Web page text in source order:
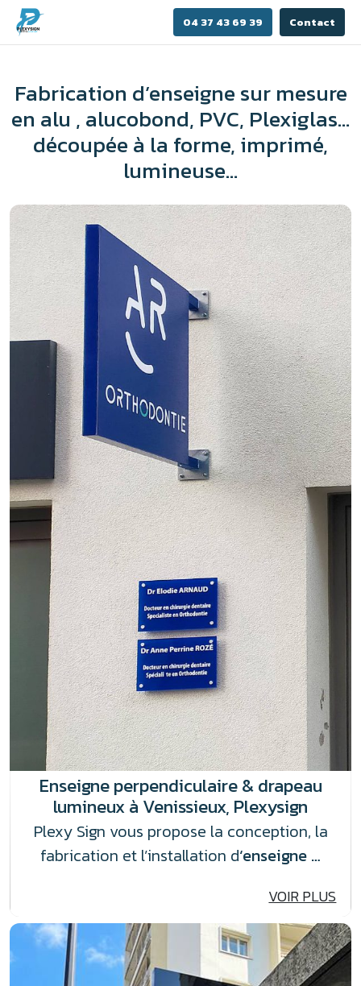
04 37 43 69 39 Contact
Fabrication d’enseigne sur mesure
en alu , alucobond, PVC, Plexiglas…
découpée à la forme, imprimé,
lumineuse…
Enseigne perpendiculaire & drapeau
lumineux à Venissieux, Plexysign
Plexy Sign vous propose la conception, la
fabrication et l’installation d‘enseigne …
VOIR PLUS